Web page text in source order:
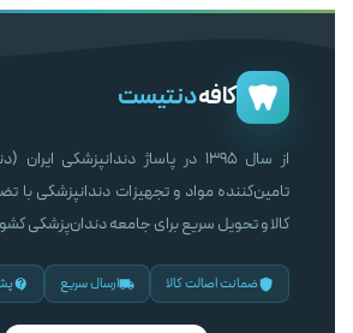
کافهدنتیست
از سال ۱۳۹۵ در پاساژ دندانپزشکی
تامین‌کننده مواد و تجهیزات دندانپزشکی با
کالا و تحویل سریع برای جامعه دندان‌پزشکی
ضمانت اصالت کالا ارسال سریع